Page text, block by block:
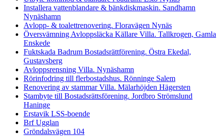
Installera vattenblandare & bänkdiskmaskin. Sandhamn
Nynäshamn
Avlopp- & toalettrenovering. Floravägen Nynäs
Översvämning Avloppsläcka Källare Villa. Tallkrogen, Gamla
Enskede
Fuktskada Badrum Bostadsrättförening. Östra Ekedal,
Gustavsberg
Avloppsrensning Villa. Nynäshamn
Rörinfodring till flerbostadshus. Rönninge Salem
Renovering av stammar Villa. Mälarhöjden Hägersten
Stambyte till Bostadsrättsförening. Jordbro Strömslund
Haninge
Erstavik LSS-boende
Brf Ugglan
Gröndalsvägen 104